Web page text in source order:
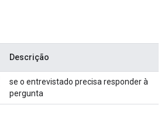
Descrição
se o entrevistado precisa responder à
pergunta